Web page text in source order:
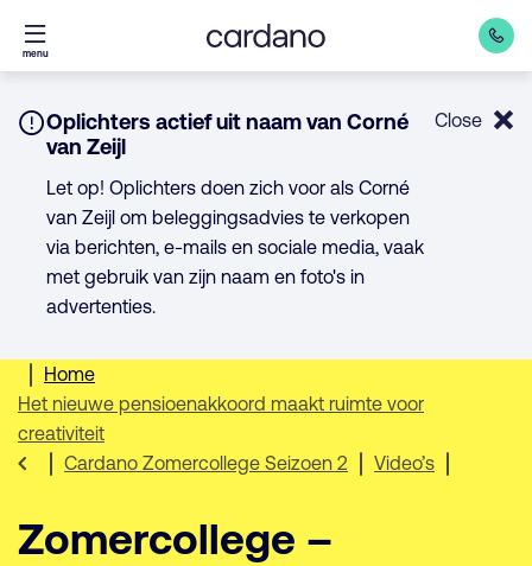
Direct
naar
menu
Notice:
Oplichters actief uit naam van Corné
van Zeijl
Let op! Oplichters doen zich voor als Corné
van Zeijl om beleggingsadvies te verkopen
via berichten, e-mails en sociale media, vaak
met gebruik van zijn naam en foto's in
advertenties.
Close
Home
Het nieuwe pensioenakkoord maakt ruimte voor
creativiteit
Video’s
Cardano Zomercollege Seizoen 2
Zomercollege –